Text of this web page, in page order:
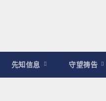
先知信息 守望祷告